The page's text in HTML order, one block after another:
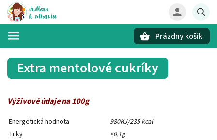
Prázdny košík
Extra mentolové cukríky
Výživové údaje na 100g
Energetická hodnota
980KJ/235 kcal
Tuky
<0,1g